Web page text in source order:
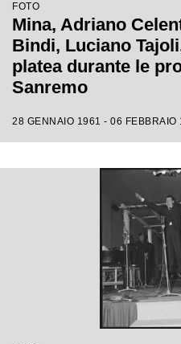
FOTO
Mina, Adriano
Bindi, Luciano
platea durante le
Sanremo
28 GENNAIO 1961 - 06 FEBBRAIO